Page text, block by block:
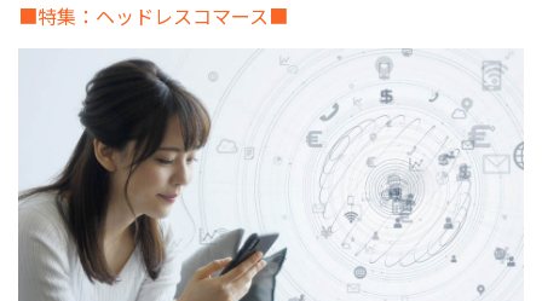
■特集：ヘッドレスコマース■